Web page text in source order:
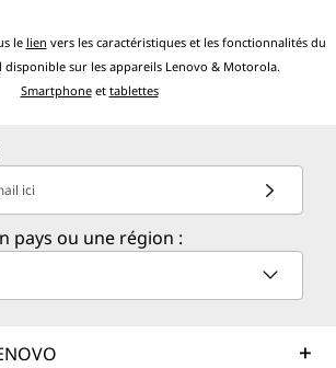
le lien vers les caractéristiques et les fonctionnalités du
sur les appareils Lenovo & Motorola.
Smartphoneet tablettes
ici
pays ou une région :